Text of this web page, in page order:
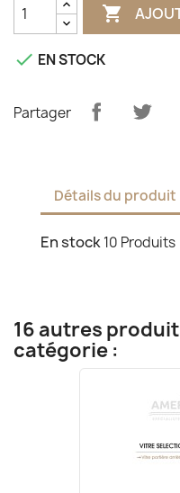

 EN STOCK
Partager
Détails du produit
En stock10 Produits
16 autres
catégorie :